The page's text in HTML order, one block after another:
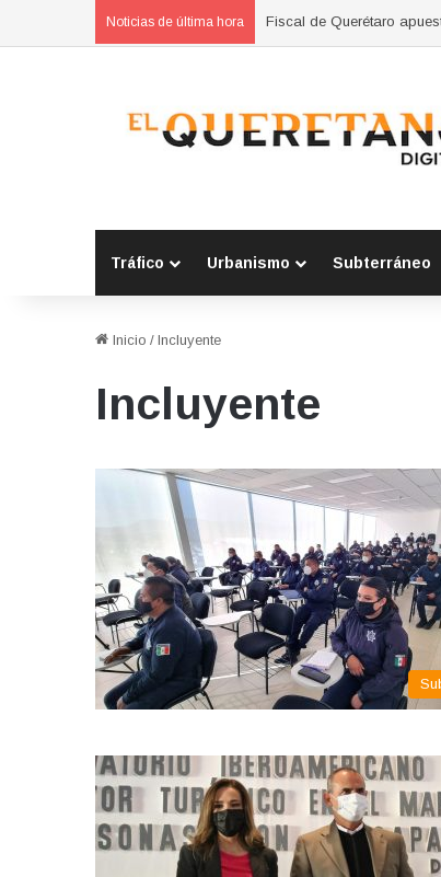
Noticias de última hora Fiscal de Querétaro
Tráfico Urbanismo Subterráneo
Inicio / Incluyente
Incluyente